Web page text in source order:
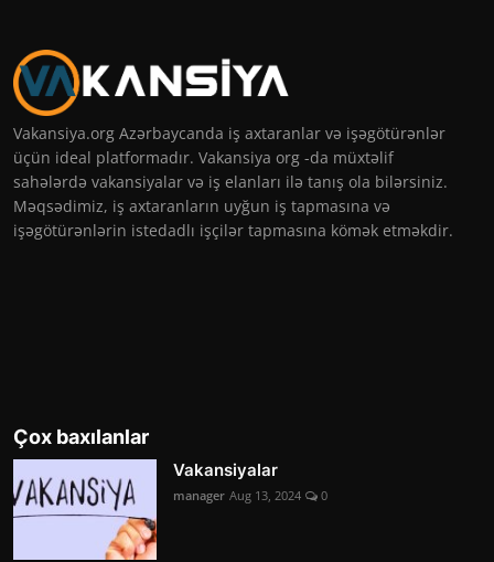
Vakansiya.org Azərbaycanda iş axtaranlar və işəgötürənlər
üçün ideal platformadır. Vakansiya org -da müxtəlif
sahələrdə vakansiyalar və iş elanları ilə tanış ola bilərsiniz.
Məqsədimiz, iş axtaranların uyğun iş tapmasına və
işəgötürənlərin istedadlı işçilər tapmasına kömək etməkdir.
Çox baxılanlar
Vakansiyalar
manager Aug 13, 2024 0